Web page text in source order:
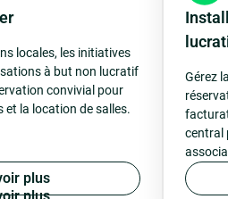
locales, les initiatives
à but non lucratif
convivial pour
et la location de salles.
oir plus
Gérez
central